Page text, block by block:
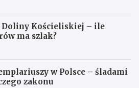
Doliny Kościeliskiej – ile
ma szlak?
w Polsce – śladami
zakonu